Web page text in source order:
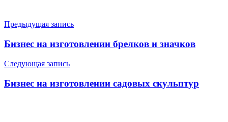
Навигация
по
Предыдущая запись
Бизнес на изготовлении брелков и значков
Следующая запись
Бизнес на изготовлении садовых скульптур